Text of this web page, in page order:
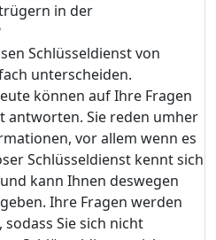
in der
Schlüsseldienst von
unterscheiden.
können auf Ihre Fragen
Sie reden umher
vor allem wenn es
Schlüsseldienst kennt sich
kann Ihnen deswegen
Ihre Fragen werden
Sie sich nicht